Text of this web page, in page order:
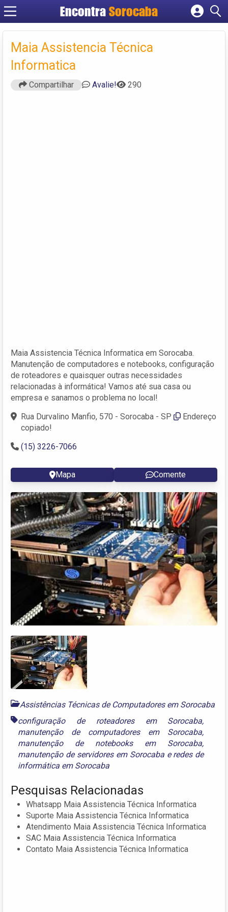
EncontraSorocaba
Cadastrar empresa
Criar conta
Maia Assistencia Técnica
Informatica
Compartilhar Avalie! 290
Maia Assistencia Técnica Informatica em Sorocaba.
Manutenção de computadores e notebooks, configuração
de roteadores e quaisquer outras necessidades
relacionadas à informática! Vamos até sua casa ou
empresa e sanamos o problema no local!
Rua Durvalino Manfio, 570 - Sorocaba - SP
Endereço
copiado!
(15) 3226-7066
Mapa Comente
Assistências Técnicas de Computadores em Sorocaba
configuração de roteadores em Sorocaba,
manutenção de computadores em Sorocaba,
manutenção de notebooks em Sorocaba,
manutenção de servidores em Sorocabaeredes de
informática em Sorocaba
Pesquisas Relacionadas
Whatsapp Maia Assistencia Técnica Informatica
Suporte Maia Assistencia Técnica Informatica
Atendimento Maia Assistencia Técnica Informatica
SAC Maia Assistencia Técnica Informatica
Contato Maia Assistencia Técnica Informatica